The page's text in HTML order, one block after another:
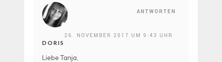
ANTWORTEN
DORIS
26. NOVEMBER 2017 UM 9:43 UHR
Liebe Tanja,